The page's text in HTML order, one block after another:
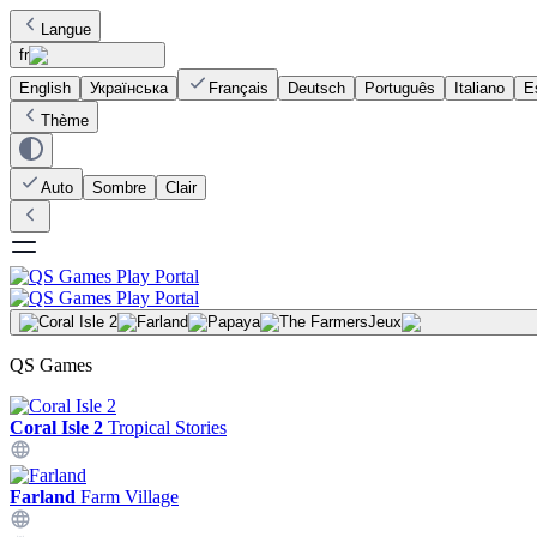
Langue
fr
English
Українська Français Deutsch Português Italiano
Thème
Auto Sombre Clair
Jeux
QS Games
Coral Isle 2 Tropical Stories
Farland Farm Village